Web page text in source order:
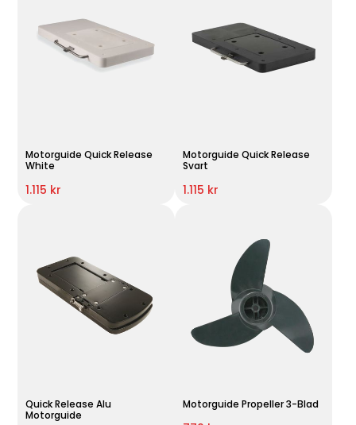
Motorguide Quick Release
White
1.115 kr
Motorguide Quick Release
Svart
1.115 kr
Quick Release Alu
Motorguide
Motorguide Propeller 3-Blad